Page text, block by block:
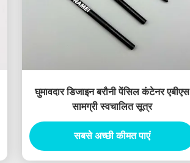
घुमावदार डिजाइन बरौनी पेंसिल कंटेनर एबीएस
सामग्री स्वचालित सूत्र
सबसे अच्छी कीमत पाएं